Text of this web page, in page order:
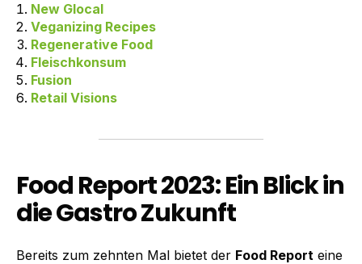
New Glocal
Veganizing Recipes
Regenerative Food
Fleischkonsum
Fusion
Retail Visions
Food Report 2023: Ein Blick in
die Gastro Zukunft
Bereits zum zehnten Mal bietet der Food Report eine